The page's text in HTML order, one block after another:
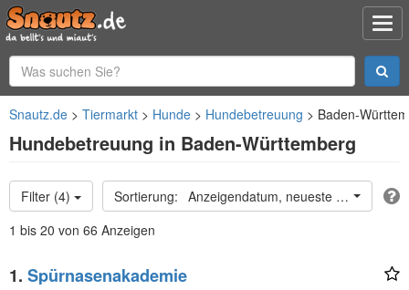
Snautz.de Tiermarkt Hunde Hundebetreuung Baden-
Hundebetreuung in Baden-Württemberg
Filter (4)
Anzeigendatum, neueste oben
1 bis 20 von 66 Anzeigen
1. Spürnasenakademie